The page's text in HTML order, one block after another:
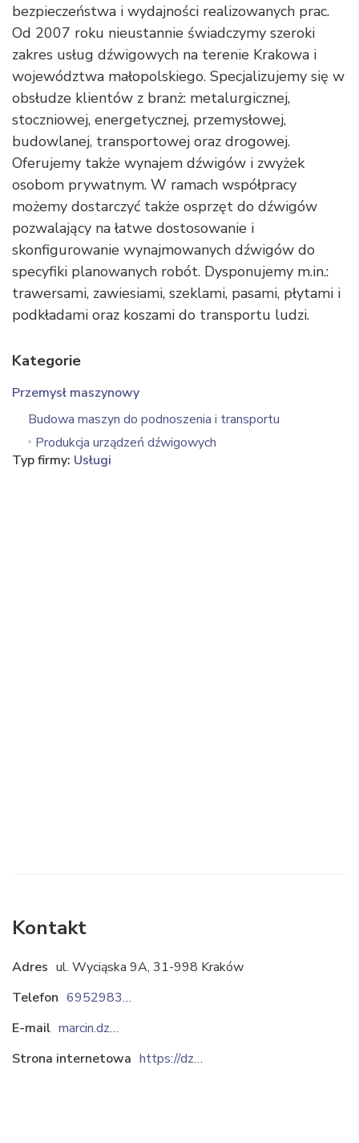
bezpieczeństwa i wydajności realizowanych prac.
Od 2007 roku nieustannie świadczymy szeroki
zakres usług dźwigowych na terenie Krakowa i
województwa małopolskiego. Specjalizujemy się w
obsłudze klientów z branż: metalurgicznej,
stoczniowej, energetycznej, przemysłowej,
budowlanej, transportowej oraz drogowej.
Oferujemy także wynajem dźwigów i zwyżek
osobom prywatnym. W ramach współpracy
możemy dostarczyć także osprzęt do dźwigów
pozwalający na łatwe dostosowanie i
skonfigurowanie wynajmowanych dźwigów do
specyfiki planowanych robót. Dysponujemy m.in.:
trawersami, zawiesiami, szeklami, pasami, płytami i
podkładami oraz koszami do transportu ludzi.
Kategorie
Przemysł maszynowy
Budowa maszyn do podnoszenia i transportu
Produkcja urządzeń dźwigowych
Typ firmy: Usługi
Kontakt
Adres ul. Wyciąska 9A, 31-998 Kraków
Telefon
695298332
E-mail
marcin.dzwig@interia.eu
Strona internetowa
https://dzwigicecuga.pl